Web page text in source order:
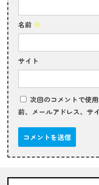
名前 ※
サイト
次回のコメントで使
前、メールアドレス、サ